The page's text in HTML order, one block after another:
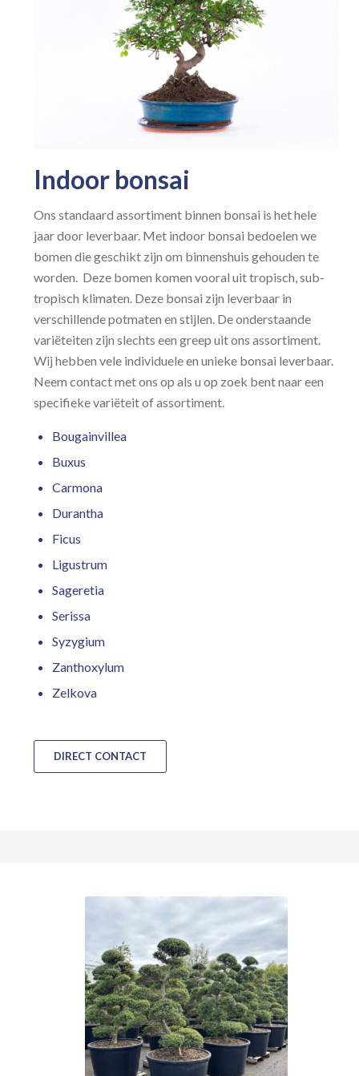
Indoor bonsai
Ons standaard assortiment binnen bonsai is het hele
jaar door leverbaar. Met indoor bonsai bedoelen we
bomen die geschikt zijn om binnenshuis gehouden te
worden. Deze bomen komen vooral uit tropisch, sub-
tropisch klimaten. Deze bonsai zijn leverbaar in
verschillende potmaten en stijlen. De onderstaande
variëteiten zijn slechts een greep uit ons assortiment.
Wij hebben vele individuele en unieke bonsai leverbaar.
Neem contact met ons op als u op zoek bent naar een
specifieke variëteit of assortiment.
Bougainvillea
Buxus
Carmona
Durantha
Ficus
Ligustrum
Sageretia
Serissa
Syzygium
Zanthoxylum
Zelkova
DIRECT CONTACT